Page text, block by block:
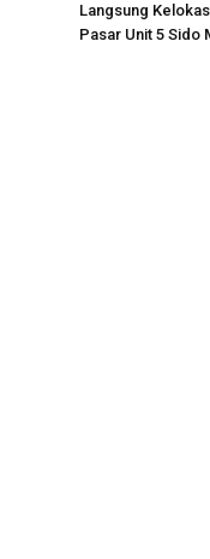
Langsung
Pasar Unit 5 Sido